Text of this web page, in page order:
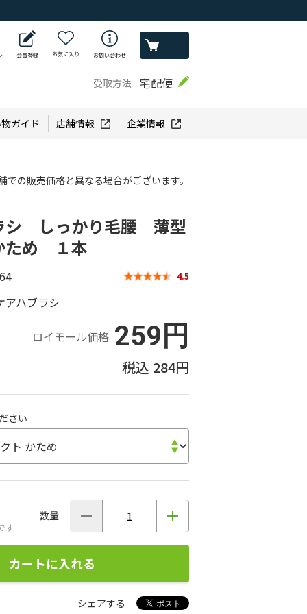
会員登録 お気に入り お問い合わせ
受取方法 宅配便
ガイド 店舗情報 企業情報
の販売価格と異なる場合がございます。
シ しっかり毛腰 薄型
ため １本
4.5
アハブラシ
ロイモール価格 259円
284円
さい
す
数量
カートに入れる
シェアする